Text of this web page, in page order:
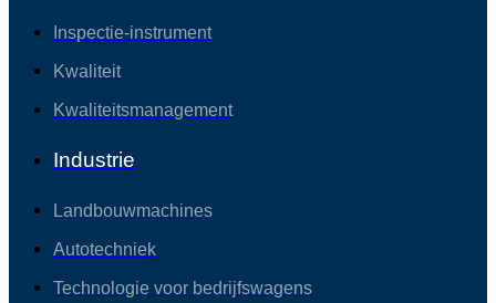
Inspectie-instrument
Kwaliteit
Kwaliteitsmanagement
Industrie
Landbouwmachines
Autotechniek
Technologie voor bedrijfswagens